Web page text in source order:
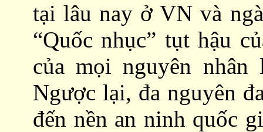
tại lâu nay ở VN và
“Quốc nhục” tụt hậu
của mọi nguyên
Ngược lại, đa nguyên
đến nền an ninh quốc